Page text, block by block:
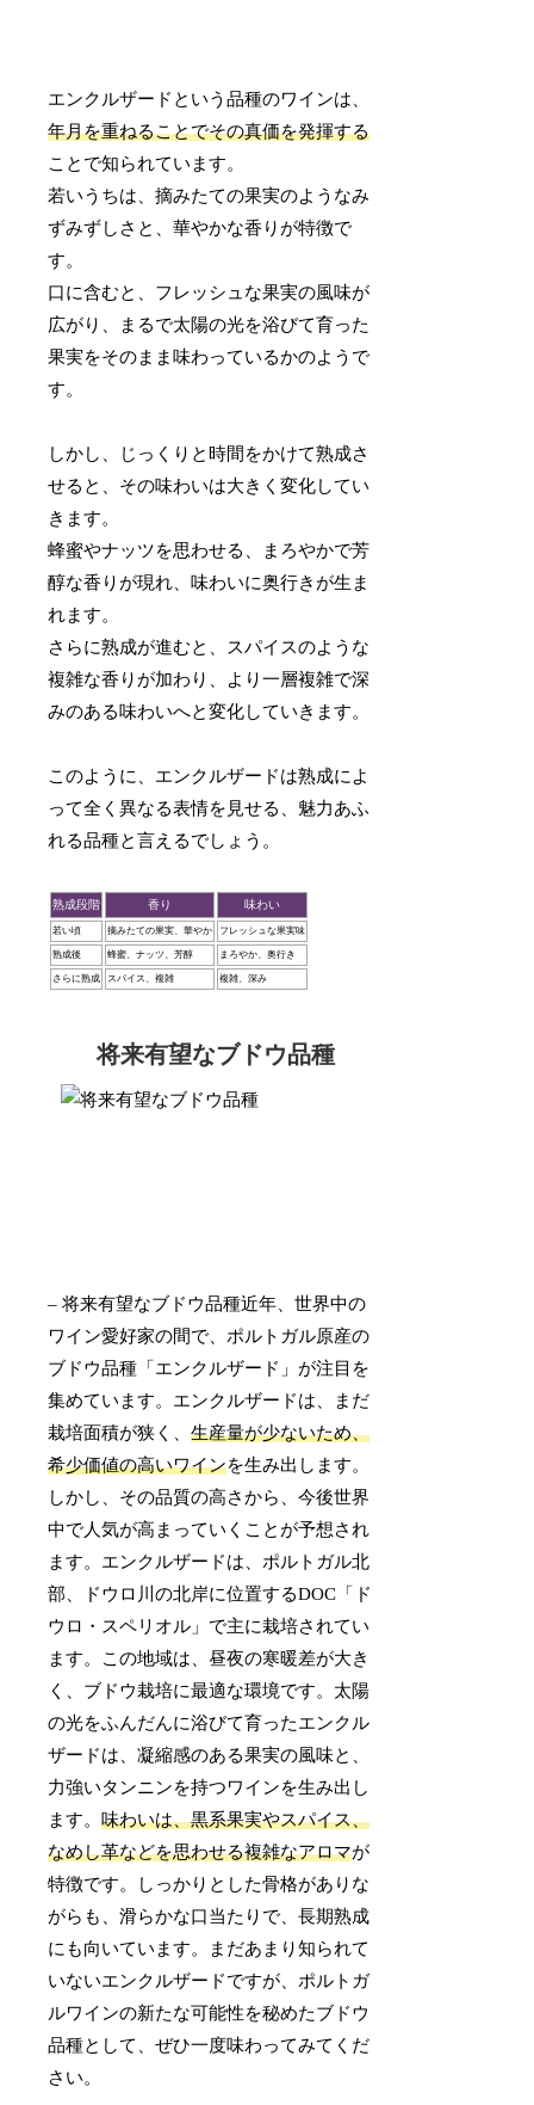
エンクルザードという品種のワインは、
年月を重ねることでその真価を発揮する
ことで知られています。
若いうちは、摘みたての果実のようなみ
ずみずしさと、華やかな香りが特徴で
す。
口に含むと、フレッシュな果実の風味が
広がり、まるで太陽の光を浴びて育った
果実をそのまま味わっているかのようで
す。
しかし、じっくりと時間をかけて熟成さ
せると、その味わいは大きく変化してい
きます。
蜂蜜やナッツを思わせる、まろやかで芳
醇な香りが現れ、味わいに奥行きが生ま
れます。
さらに熟成が進むと、スパイスのような
複雑な香りが加わり、より一層複雑で深
みのある味わいへと変化していきます。
このように、エンクルザードは熟成によ
って全く異なる表情を見せる、魅力あふ
れる品種と言えるでしょう。
熟成段階 香り 味わい
若い頃 摘みたての果実、華やか フレッシュな果実味
熟成後 蜂蜜、ナッツ、芳醇 まろやか、奥行き
さらに熟成 スパイス、複雑 複雑、深み
将来有望なブドウ品種
– 将来有望なブドウ品種近年、世界中の
ワイン愛好家の間で、ポルトガル原産の
ブドウ品種「エンクルザード」が注目を
集めています。エンクルザードは、まだ
栽培面積が狭く、生産量が少ないため、
希少価値の高いワインを生み出します。
しかし、その品質の高さから、今後世界
中で人気が高まっていくことが予想され
ます。エンクルザードは、ポルトガル北
部、ドウロ川の北岸に位置するDOC「ド
ウロ・スペリオル」で主に栽培されてい
ます。この地域は、昼夜の寒暖差が大き
く、ブドウ栽培に最適な環境です。太陽
の光をふんだんに浴びて育ったエンクル
ザードは、凝縮感のある果実の風味と、
力強いタンニンを持つワインを生み出し
ます。味わいは、黒系果実やスパイス、
なめし革などを思わせる複雑なアロマが
特徴です。しっかりとした骨格がありな
がらも、滑らかな口当たりで、長期熟成
にも向いています。まだあまり知られて
いないエンクルザードですが、ポルトガ
ルワインの新たな可能性を秘めたブドウ
品種として、ぜひ一度味わってみてくだ
さい。